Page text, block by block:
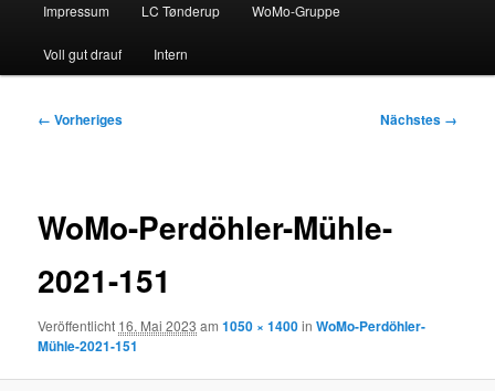
Impressum LC Tønderup WoMo-Gruppe
Voll gut drauf Intern
Bilder-
← Vorheriges Nächstes →
WoMo-Perdöhler-Mühle-
2021-151
Veröffentlicht 16. Mai 2023 am1050 × 1400inWoMo-Perdöhler-
Mühle-2021-151